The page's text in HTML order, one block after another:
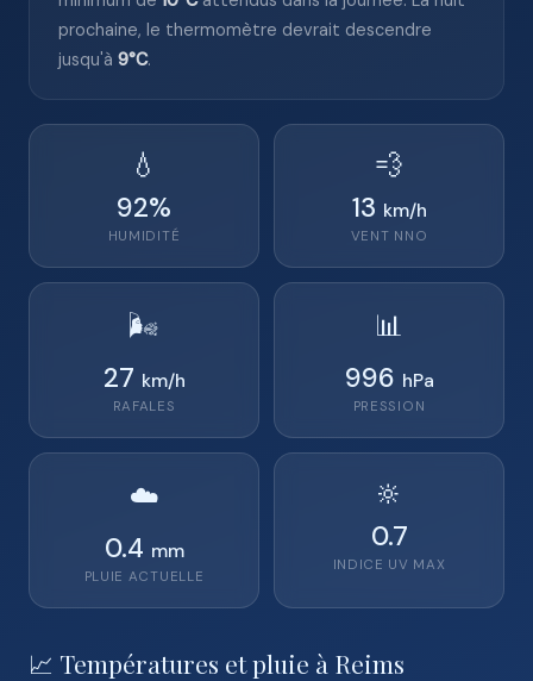
prochaine, le thermomètre devrait descendre
jusqu'à 9°C.
💧
92%
HUMIDITÉ
💨
13 km/h
VENT NNO
🌬️
27 km/h
RAFALES
📊
996 hPa
PRESSION
☁️
0.4 mm
PLUIE ACTUELLE
🔆
0.7
INDICE UV MAX
📈 Températures et pluie à Reims